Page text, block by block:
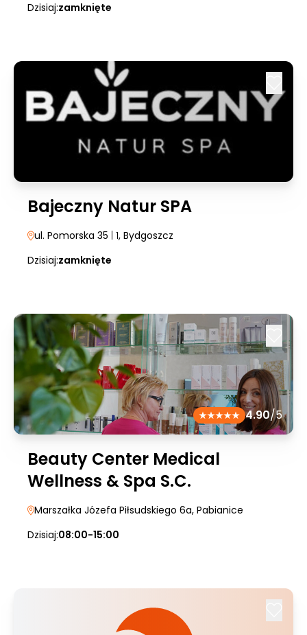
Dzisiaj:zamknięte
Bajeczny Natur SPA
ul. Pomorska 35 | 1, Bydgoszcz
Dzisiaj:zamknięte
4.90/5
Beauty Center Medical
Wellness & Spa S.C.
Marszałka Józefa Piłsudskiego 6a, Pabianice
Dzisiaj:08:00-15:00